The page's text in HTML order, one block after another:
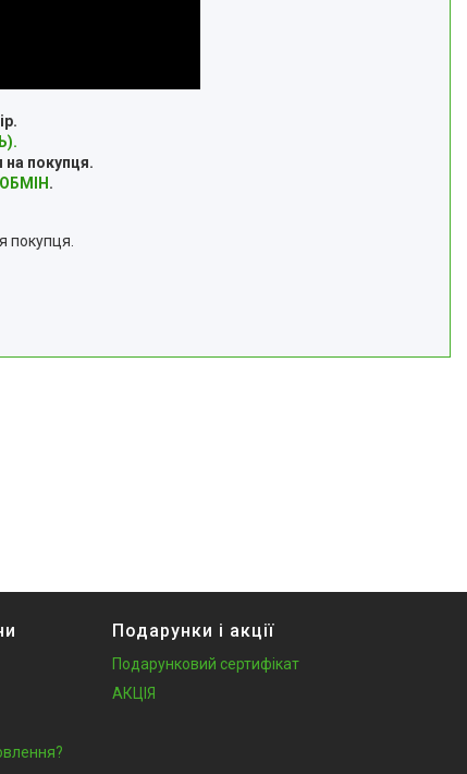
на покупця.
.
покупця.
Подарунки і акції
Подарунковий сертифікат
АКЦІЯ